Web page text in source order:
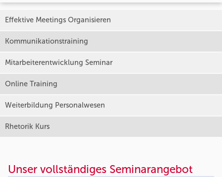
Effektive Meetings Organisieren
Kommunikationstraining
Mitarbeiterentwicklung Seminar
Online Training
Weiterbildung Personalwesen
Rhetorik Kurs
Unser vollständiges Seminarangebot